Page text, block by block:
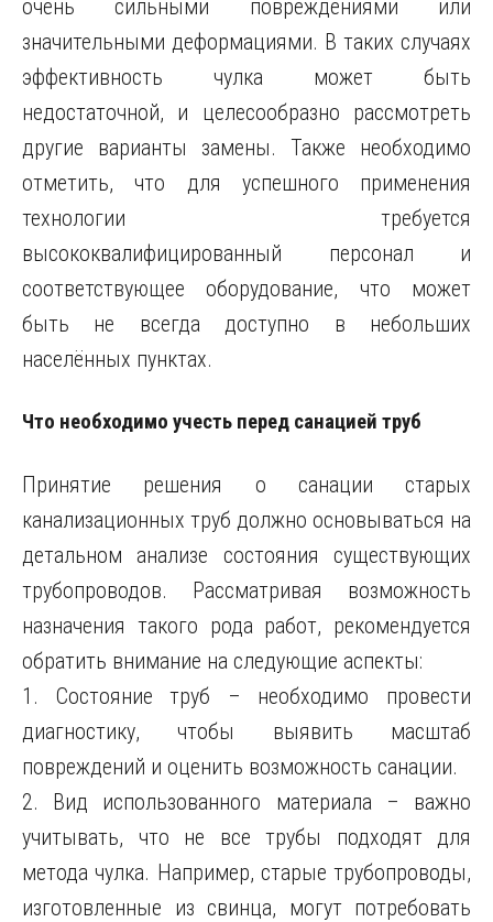
очень сильными повреждениями или
значительными деформациями. В таких случаях
эффективность чулка может быть
недостаточной, и целесообразно рассмотреть
другие варианты замены. Также необходимо
отметить, что для успешного применения
технологии требуется
высококвалифицированный персонал и
соответствующее оборудование, что может
быть не всегда доступно в небольших
населённых пунктах.
Что необходимо учесть перед санацией труб
Принятие решения о санации старых
канализационных труб должно основываться на
детальном анализе состояния существующих
трубопроводов. Рассматривая возможность
назначения такого рода работ, рекомендуется
обратить внимание на следующие аспекты:
1. Состояние труб – необходимо провести
диагностику, чтобы выявить масштаб
повреждений и оценить возможность санации.
2. Вид использованного материала – важно
учитывать, что не все трубы подходят для
метода чулка. Например, старые трубопроводы,
изготовленные из свинца, могут потребовать